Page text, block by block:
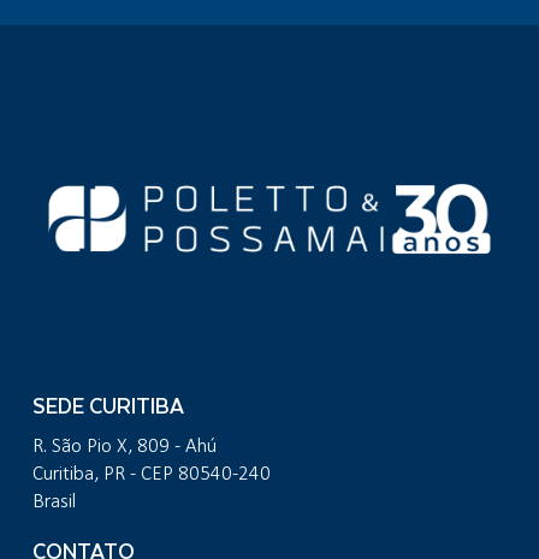
SEDE CURITIBA
R. São Pio X, 809 - Ahú
Curitiba, PR - CEP 80540-240
Brasil
CONTATO